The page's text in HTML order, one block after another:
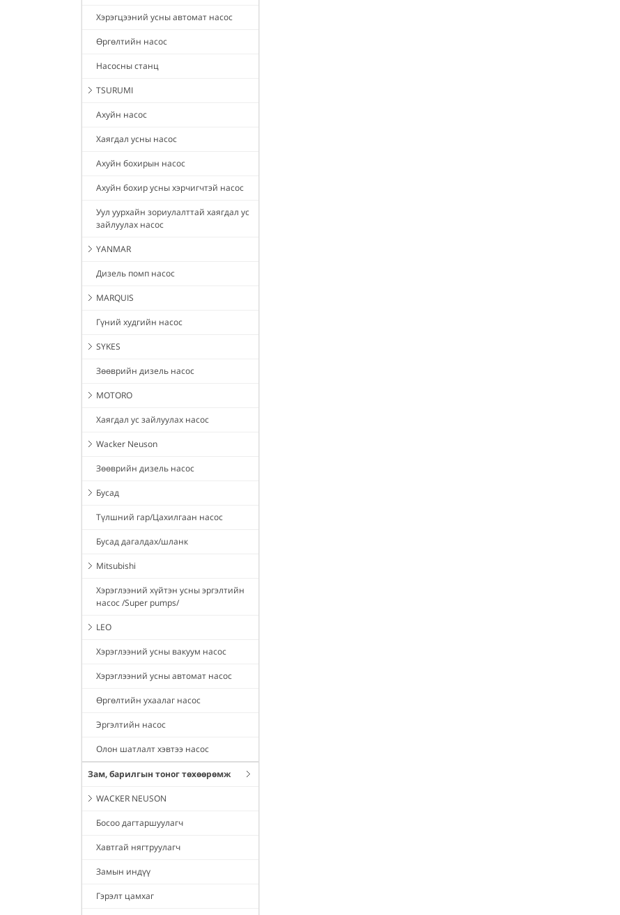
Хэрэгцээний усны автомат насос
Өргөлтийн насос
Насосны станц
TSURUMI
Ахуйн насос
Хаягдал усны насос
Ахуйн бохирын насос
Ахуйн бохир усны хэрчигчтэй насос
Уул уурхайн зориулалттай хаягдал ус
зайлуулах насос
YANMAR
Дизель помп насос
MARQUIS
Гүний худгийн насос
SYKES
Зөөврийн дизель насос
MOTORO
Хаягдал ус зайлуулах насос
Wacker Neuson
Зөөврийн дизель насос
Бусад
Түлшний гар/Цахилгаан насос
Бусад дагалдах/шланк
Mitsubishi
Хэрэглээний хүйтэн усны эргэлтийн
насос /Super pumps/
LEO
Хэрэглээний усны вакуум насос
Хэрэглээний усны автомат насос
Өргөлтийн ухаалаг насос
Эргэлтийн насос
Олон шатлалт хэвтээ насос
Зам, барилгын тоног төхөөрөмж
WACKER NEUSON
Босоо дагтаршуулагч
Хавтгай нягтруулагч
Замын индүү
Гэрэлт цамхаг